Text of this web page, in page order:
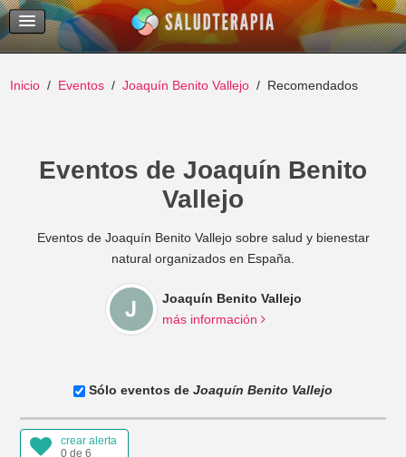
Temas Recientes
Buscar
Inicio Eventos Joaquín Benito Vallejo Recomendados
Eventos de Joaquín Benito
Vallejo
Eventos de Joaquín Benito Vallejo sobre salud y bienestar
natural organizados en España.
Joaquín Benito Vallejo
más información
Sólo eventos de Joaquín Benito Vallejo
crear alerta
0 de 6